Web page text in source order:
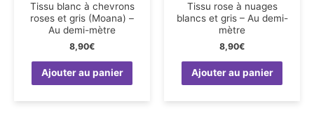
Tissu blanc à chevrons
roses et gris (Moana) –
Au demi-mètre
8,90€
Ajouter au panier
Tissu rose à nuages
blancs et gris – Au demi-
mètre
8,90€
Ajouter au panier